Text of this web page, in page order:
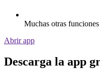
Muchas otras
Abrir app
Descarga la app